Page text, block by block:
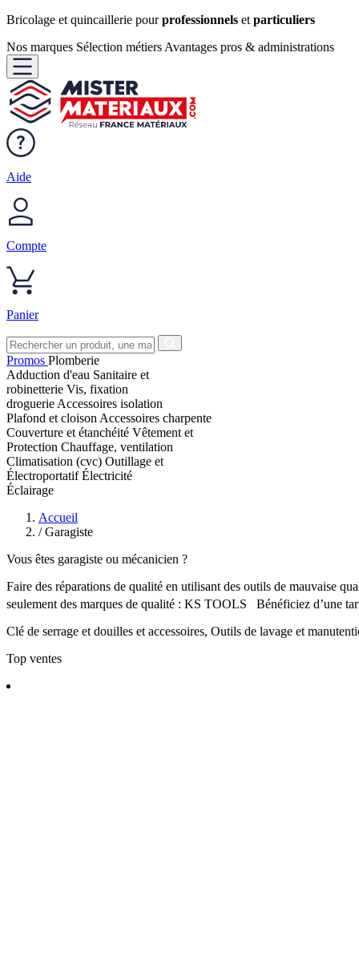
Bricolage et quincaillerie pourprofessionnels et particuliers
Nos marques Sélection métiers Avantages pros & administrations
Aide
Compte
Panier
Promos Plomberie
Adduction d'eau Sanitaire et
robinetterie Vis, fixation
droguerie Accessoires isolation
Plafond et cloison Accessoires charpente
Couverture et étanchéité Vêtement et
Protection Chauffage, ventilation
Climatisation (cvc) Outillage et
ÉlectroportatifÉlectricité
Éclairage
Accueil
/ Garagiste
Vous êtes garagiste ou mécanicien ?
Faire des réparations de qualité en utilisant des outils de mauvaise
seulement des marques de qualité : KS TOOLS Bénéficiez d’une
Clé de serrage et douilles et accessoires, Outils de lavage et
Top ventes